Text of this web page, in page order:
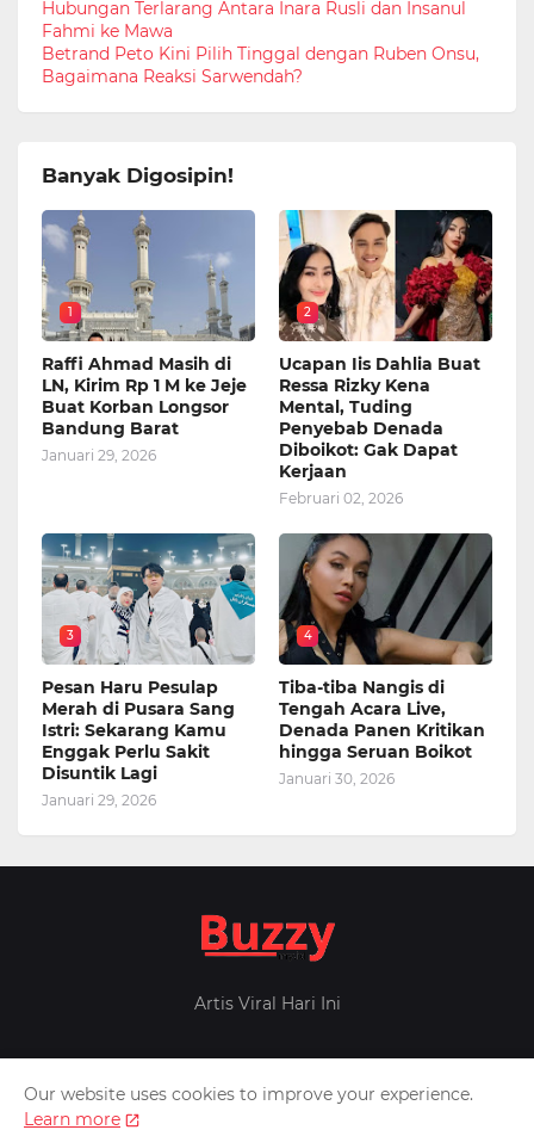
Hubungan Terlarang Antara Inara Rusli dan Insanul
Fahmi ke Mawa
Betrand Peto Kini Pilih Tinggal dengan Ruben Onsu,
Bagaimana Reaksi Sarwendah?
Banyak Digosipin!
1
Raffi Ahmad Masih di
LN, Kirim Rp 1 M ke Jeje
Buat Korban Longsor
Bandung Barat
Januari 29, 2026
2
Ucapan Iis Dahlia Buat
Ressa Rizky Kena
Mental, Tuding
Penyebab Denada
Diboikot: Gak Dapat
Kerjaan
Februari 02, 2026
3
Pesan Haru Pesulap
Merah di Pusara Sang
Istri: Sekarang Kamu
Enggak Perlu Sakit
Disuntik Lagi
Januari 29, 2026
4
Tiba-tiba Nangis di
Tengah Acara Live,
Denada Panen Kritikan
hingga Seruan Boikot
Januari 30, 2026
Artis Viral Hari Ini
Home About Us Privacy Policy Contact Us
Our website uses cookies to improve your experience.
Learn more